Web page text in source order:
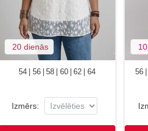
20 dienās
54 | 56 | 58 | 60 | 62 | 64
Izmērs:
56 |